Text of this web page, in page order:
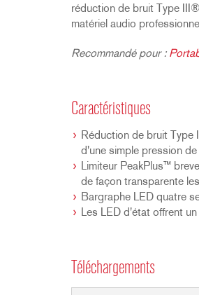
réduction de bruit Type
matériel audio
Recommandé pour :
Caractéristiques
Réduction de bruit Type
d'une simple pression
Limiteur PeakPlus™
de façon transparente
Bargraphe LED quatre
Les LED d'état offrent
Téléchargements